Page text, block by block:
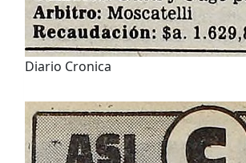
Diario Cronica